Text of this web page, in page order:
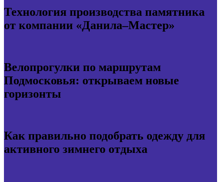
Технология производства памятника
от компании «Данила–Мастер»
Велопрогулки по маршрутам
Подмосковья: открываем новые
горизонты
Как правильно подобрать одежду для
активного зимнего отдыха